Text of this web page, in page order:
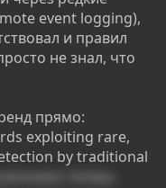
event logging),
и правил
не знал, что
прямо:
exploiting rare,
by traditional